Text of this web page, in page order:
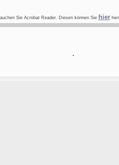
Sie Acrobat Reader. Diesen können Sie hier
.